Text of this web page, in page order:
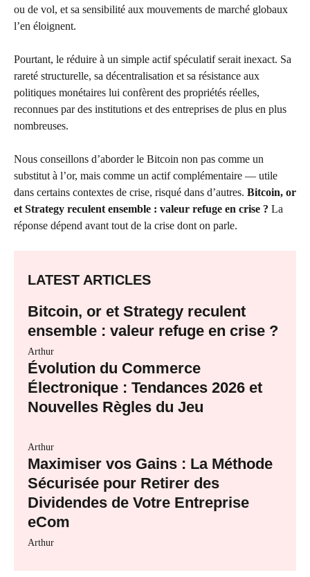
ou de vol, et sa sensibilité aux mouvements de marché globaux
l’en éloignent.
Pourtant, le réduire à un simple actif spéculatif serait inexact. Sa
rareté structurelle, sa décentralisation et sa résistance aux
politiques monétaires lui confèrent des propriétés réelles,
reconnues par des institutions et des entreprises de plus en plus
nombreuses.
Nous conseillons d’aborder le Bitcoin non pas comme un
substitut à l’or, mais comme un actif complémentaire — utile
dans certains contextes de crise, risqué dans d’autres. Bitcoin, or
et Strategy reculent ensemble : valeur refuge en crise ? La
réponse dépend avant tout de la crise dont on parle.
LATEST ARTICLES
Bitcoin, or et Strategy reculent
ensemble : valeur refuge en crise ?
Arthur
Évolution du Commerce
Électronique : Tendances 2026 et
Nouvelles Règles du Jeu
Arthur
Maximiser vos Gains : La Méthode
Sécurisée pour Retirer des
Dividendes de Votre Entreprise
eCom
Arthur